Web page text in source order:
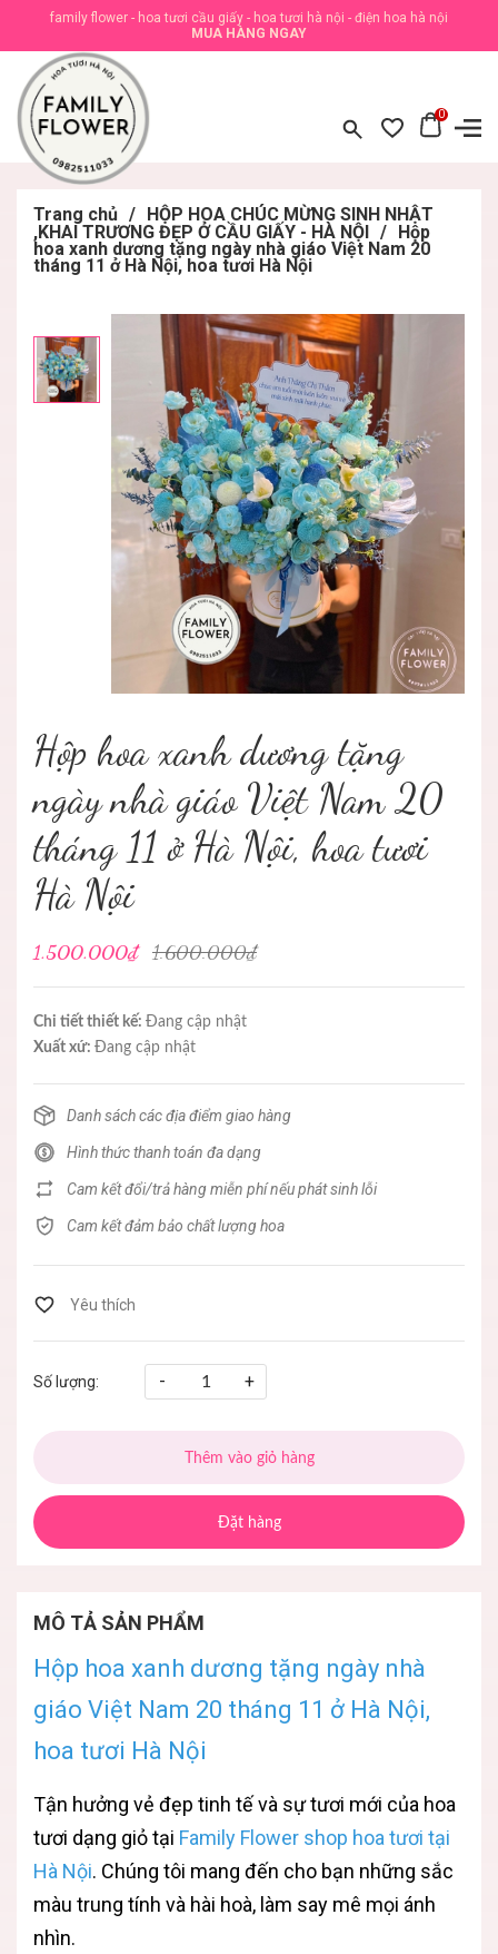
family flower - hoa tươi cầu giấy - hoa tươi hà nội - điện hoa hà nội
MUA HÀNG NGAY
0
Trang chủ / HỘP HOA CHÚC MỪNG SINH NHẬT
,KHAI TRƯƠNG ĐẸP Ở CẦU GIẤY - HÀ NỘI / Hộp
hoa xanh dương tặng ngày nhà giáo Việt Nam 20
tháng 11 ở Hà Nội, hoa tươi Hà Nội
Hộp hoa xanh dương tặng
ngày nhà giáo Việt Nam 20
tháng 11 ở Hà Nội, hoa tươi
Hà Nội
1.500.000₫ 1.600.000₫
Chi tiết thiết kế: Đang cập nhật
Xuất xứ: Đang cập nhật
Danh sách các địa điểm giao hàng
Hình thức thanh toán đa dạng
Cam kết đổi/trả hàng miễn phí nếu phát sinh lỗi
Cam kết đảm bảo chất lượng hoa
Số lượng: - +
Thêm vào giỏ hàng
Đặt hàng
MÔ TẢ SẢN PHẨM
Hộp hoa xanh dương tặng ngày nhà
giáo Việt Nam 20 tháng 11 ở Hà Nội,
hoa tươi Hà Nội
Tận hưởng vẻ đẹp tinh tế và sự tươi mới của hoa
tươi dạng giỏ tại Family Flower shop hoa tươi tại
Hà Nội. Chúng tôi mang đến cho bạn những sắc
màu trung tính và hài hoà, làm say mê mọi ánh
nhìn.